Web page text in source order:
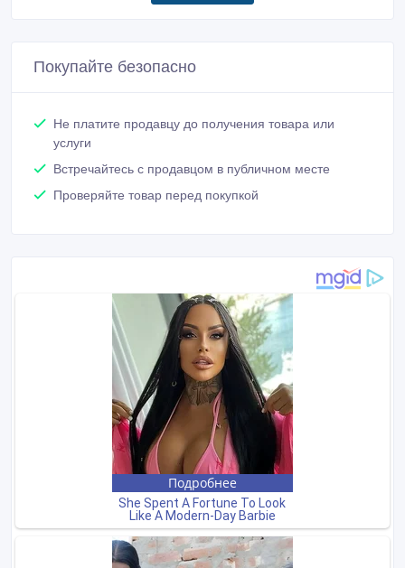
Покупайте безопасно
Не платите продавцу до получения товара или
услуги
Встречайтесь с продавцом в публичном месте
Проверяйте товар перед покупкой